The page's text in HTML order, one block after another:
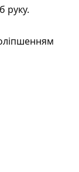
руку.